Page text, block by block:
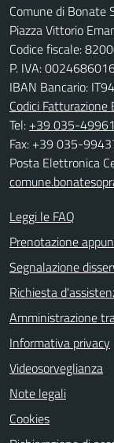
Comune di Bonate
Piazza Vittorio
Codice fiscale:
P. IVA:
IBAN Bancario:
Codici
Tel: +39 035-
Fax: +39 035-
Posta Elettronica
Leggi le FAQ
Prenotazione
Segnalazione
Richiesta
Amministrazione
Informativa privacy
Videosorveglianza
Note legali
Cookies